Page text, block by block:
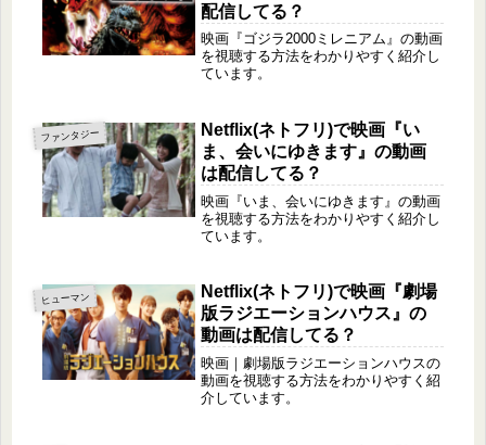
配信してる？
映画『ゴジラ2000ミレニアム』の動画
を視聴する方法をわかりやすく紹介し
ています。
ファンタジー
Netflix(ネトフリ)で映画『い
ま、会いにゆきます』の動画
は配信してる？
映画『いま、会いにゆきます』の動画
を視聴する方法をわかりやすく紹介し
ています。
ヒューマン
Netflix(ネトフリ)で映画『劇場
版ラジエーションハウス』の
動画は配信してる？
映画｜劇場版ラジエーションハウスの
動画を視聴する方法をわかりやすく紹
介しています。